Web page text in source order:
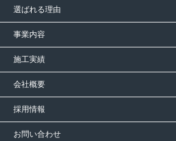
選ばれる理由
事業内容
施工実績
会社概要
採用情報
お問い合わせ